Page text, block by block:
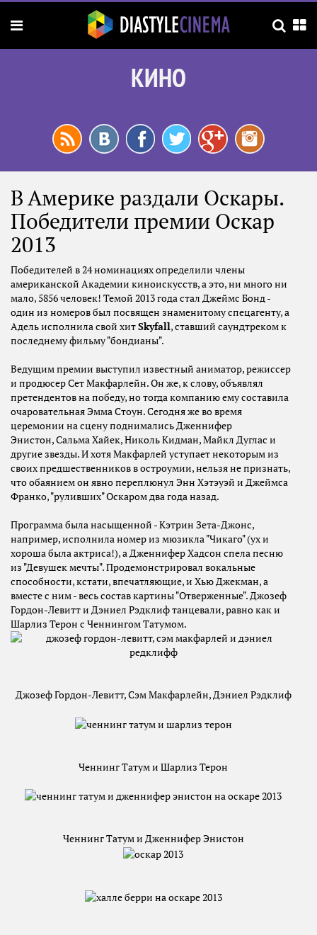
КИНО
В Америке раздали Оскары.
Победители премии Оскар
2013
Победителей в 24 номинациях определили члены
американской Академии киноискусств, а это, ни много ни
мало, 5856 человек! Темой 2013 года стал Джеймс Бонд -
один из номеров был посвящен знаменитому спецагенту, а
Адель исполнила свой хитSkyfall, ставший саундтреком к
последнему фильму "бондианы".
Ведущим премии выступил известный аниматор, режиссер
и продюсер Сет Макфарлейн. Он же, к слову, объявлял
претендентов на победу, но тогда компанию ему составила
очаровательная Эмма Стоун. Сегодня же во время
церемонии на сцену поднимались Дженнифер
Энистон, Сальма Хайек, Николь Кидман, Майкл Дуглас и
другие звезды. И хотя Макфарлей уступает некоторым из
своих предшественников в остроумии, нельзя не признать,
что обаянием он явно переплюнул Энн Хэтэуэй и Джеймса
Франко, "руливших" Оскаром два года назад.
Программа была насыщенной - Кэтрин Зета-Джонс,
например, исполнила номер из мюзикла "Чикаго" (ух и
хороша была актриса!), а Дженнифер Хадсон спела песню
из "Девушек мечты". Продемонстрировал вокальные
способности, кстати, впечатляющие, и Хью Джекман, а
вместе с ним - весь состав картины "Отверженные". Джозеф
Гордон-Левитт и Дэниел Рэдклиф танцевали, равно как и
Шарлиз Терон с Ченнингом Татумом.
Джозеф Гордон-Левитт, Сэм Макфарлейн, Дэниел Рэдклиф
Ченнинг Татум и Шарлиз Терон
Ченнинг Татум и Дженнифер Энистон